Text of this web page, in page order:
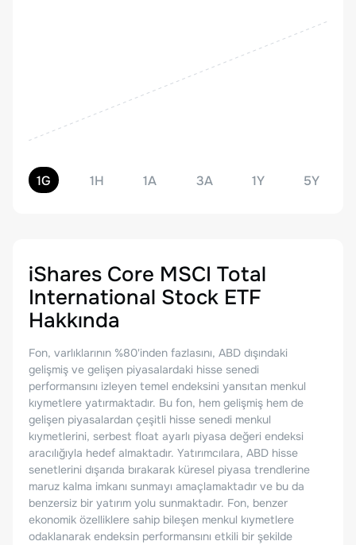
1G 1H 1A 3A 1Y 5Y
iShares Core MSCI Total
International Stock ETF
Hakkında
Fon, varlıklarının %80'inden fazlasını, ABD dışındaki
gelişmiş ve gelişen piyasalardaki hisse senedi
performansını izleyen temel endeksini yansıtan menkul
kıymetlere yatırmaktadır. Bu fon, hem gelişmiş hem de
gelişen piyasalardan çeşitli hisse senedi menkul
kıymetlerini, serbest float ayarlı piyasa değeri endeksi
aracılığıyla hedef almaktadır. Yatırımcılara, ABD hisse
senetlerini dışarıda bırakarak küresel piyasa trendlerine
maruz kalma imkanı sunmayı amaçlamaktadır ve bu da
benzersiz bir yatırım yolu sunmaktadır. Fon, benzer
ekonomik özelliklere sahip bileşen menkul kıymetlere
odaklanarak endeksin performansını etkili bir şekilde